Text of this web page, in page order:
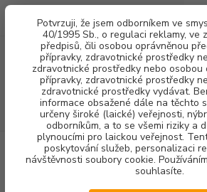
Potvrzuji, že jsem odborníkem ve
40/1995 Sb., o regulaci reklamy, ve
předpisů, čili osobou oprávněnou
přípravky, zdravotnické prostředky
zdravotnické prostředky nebo osobou
přípravky, zdravotnické prostředky
zdravotnické prostředky vydávat.
informace obsažené dále na těchto
určeny široké (laické) veřejnosti,
odborníkům, a to se všemi riziky a
plynoucími pro laickou veřejnost.
poskytování služeb, personalizaci
návštěvnosti soubory cookie.
souhlasíte.
CZK
(Po-Pá, 8-16 hod.)
DENTALNÍ HYGIENA NSK koncovka V-
NSK koncovka V-P12